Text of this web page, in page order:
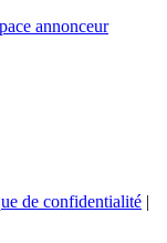
annonceur
de confidentialité |